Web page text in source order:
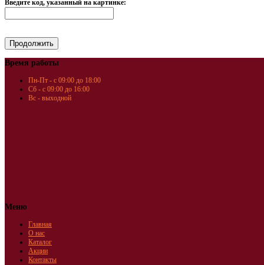
Введите код, указанный на картинке:
Время работы
Пн-Пт - с 09:00 до 18:00
Сб - с 09:00 до 16:00
Вс - выходной
Меню
Главная
О нас
Каталог
Акции
Контакты